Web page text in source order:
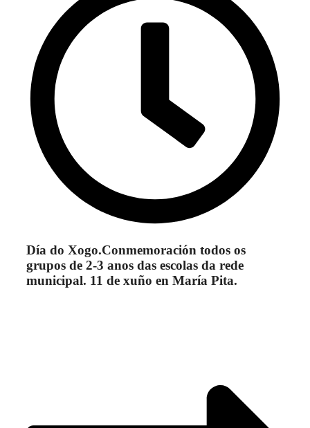
Día do Xogo.Conmemoración todos os
grupos de 2-3 anos das escolas da rede
municipal. 11 de xuño en María Pita.